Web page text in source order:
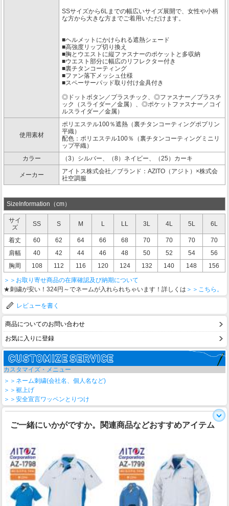
SSサイズから6Lまでの幅広いサイズ展開で、女性や小柄
な方から大きな方までご着用いただけます。
■ヘルメットにかけられる遮熱シェード
■高強度リップ切り換え
■胸とウエストに縦ファスナーのポケットと多収納
■ウエスト部分に幅広のリフレクター付き
■裏チタンコーティング
■ファン落下メッシュ仕様
■スペーサーパッド取り付け金具付き
◎ドットボタン／プラスチック、◎ファスナー／プラスチ
ック（スライダー／金属）、◎ポケットファスナー／コイ
ルスライダー／金属）
使用素材
ポリエステル100％遮熱（裏チタンコーティングポプリン
平織）
配色：ポリエステル100％（裏チタンコーティングミニリ
ップ平織）
カラー
（3）シルバー、（8）ネイビー、（25）カーキ
メーカー
アイトス株式会社／ブランド：AZITO（アジト）×株式会
社空調服
SizeInformation（cm）
サイ
ズ
SS S M L LL 3L 4L 5L 6L
着丈 60 62 64 66 68 70 70 70
70
肩幅
40 42 44 46 48 50 52 54
56
胸周
108 112 116 120 124 132 140 148
156
＞＞お取り寄せ商品の在庫確認及び納期について
★刺繍が安い！324円～でネームが入れられちゃいます！詳しくは ＞＞こちら。
レビューを書く
商品についてのお問い合わせ
お気に入りに登録
カスタマイズ・メニュー
＞＞ネーム刺繍(会社名、個人名など)
＞＞裾上げ
＞＞安全宣言ワッペンとりつけ
ご一緒にいかがですか。関連商品などおすすめアイテム